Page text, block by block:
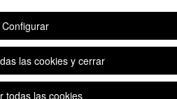
Configurar
las cookies y cerrar
todas las cookies
Down
© 2026